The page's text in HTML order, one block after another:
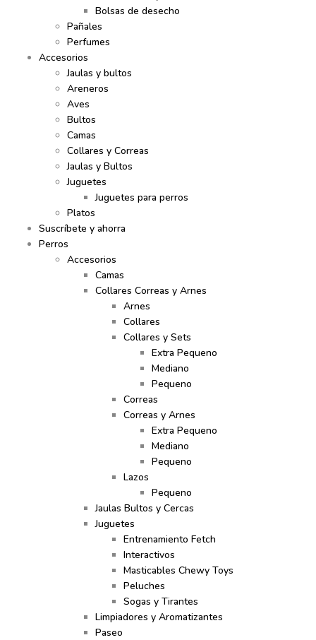
Bolsas de desecho
Pañales
Perfumes
Accesorios
Jaulas y bultos
Areneros
Aves
Bultos
Camas
Collares y Correas
Jaulas y Bultos
Juguetes
Juguetes para perros
Platos
Suscríbete y ahorra
Perros
Accesorios
Camas
Collares Correas y Arnes
Arnes
Collares
Collares y Sets
Extra Pequeno
Mediano
Pequeno
Correas
Correas y Arnes
Extra Pequeno
Mediano
Pequeno
Lazos
Pequeno
Jaulas Bultos y Cercas
Juguetes
Entrenamiento Fetch
Interactivos
Masticables Chewy Toys
Peluches
Sogas y Tirantes
Limpiadores y Aromatizantes
Paseo